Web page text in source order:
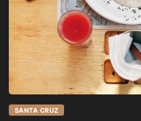
SANTA CRUZ